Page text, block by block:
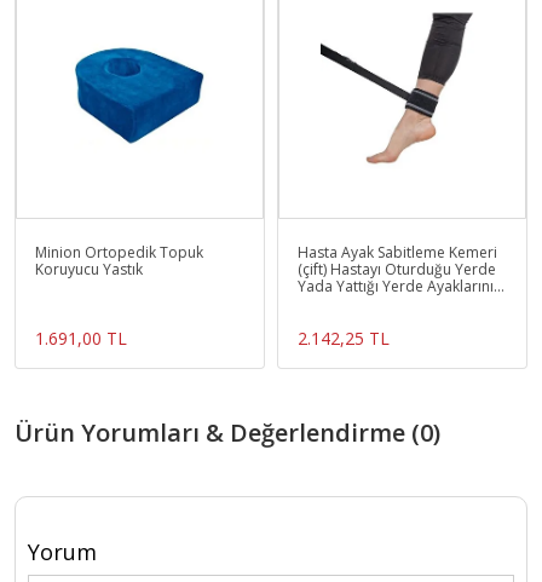
Minion Ortopedik Topuk
Koruyucu Yastık
1.691,00 TL
Hasta Ayak Sabitleme Kemeri
(çift) Hastayı Oturduğu Yerde
Yada Yattığı Yerde Ayaklarını
2.142,25 TL
Ürün Yorumları & Değerlendirme (0)
Yorum